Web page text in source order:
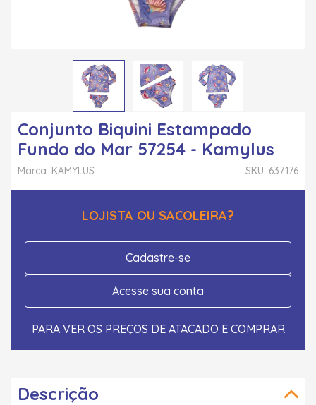
Conjunto Biquini Estampado
Fundo do Mar 57254 - Kamylus
SKU: 637176
Marca: KAMYLUS
LOJISTA OU SACOLEIRA?
Cadastre-se
Acesse sua conta
PARA VER OS PREÇOS DE ATACADO E COMPRAR
Descrição